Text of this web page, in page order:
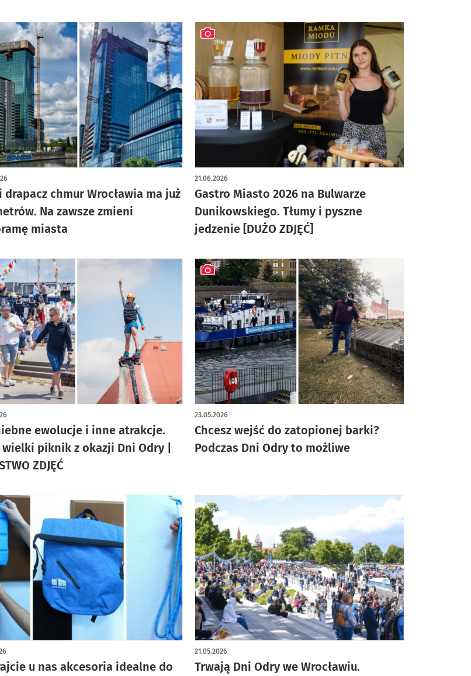
drapacz chmur Wrocławia ma już
Na zawsze zmieni
miasta
z galerią zdjęć
Gastro Miasto 2026 na Bulwarze
Dunikowskiego. Tłumy i pyszne
jedzenie [DUŻO ZDJĘĆ]
21.06.2026
artykuł z galerią zdjęć
ewolucje i inne atrakcje.
wielki piknik z okazji Dni Odry |
ZDJĘĆ
z galerią zdjęć
Chcesz wejść do zatopionej barki?
Podczas Dni Odry to możliwe
23.05.2026
artykuł z galerią zdjęć
u nas akcesoria idealne do
Trwają Dni Odry we Wrocławiu.
21.05.2026